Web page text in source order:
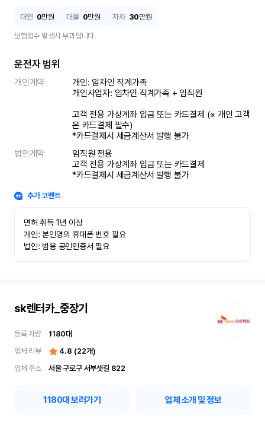
대인 0만원 대물 0만원 자차 30만원
보험접수 발생시 부과됩니다.
운전자 범위
개인계약
개인: 임차인 직계가족
개인사업자: 임차인 직계가족 + 임직원
고객 전용 가상계좌 입금 또는 카드결제 (※ 개인 고객
은 카드결제 필수)
*카드결제시 세금계산서 발행 불가
법인계약
임직원 전용
고객 전용 가상계좌 입금 또는 카드결제
*카드결제시 세금계산서 발행 불가
추가 코멘트
면허 취득 1년 이상
개인: 본인명의 휴대폰 번호 필요
법인: 범용 공인인증서 필요
sk렌터카_중장기
등록 차량 1180대
업체 리뷰
4.8 (22개)
업체 주소
서울 구로구 서부샛길 822
1180대 보러가기 업체 소개 및 정보